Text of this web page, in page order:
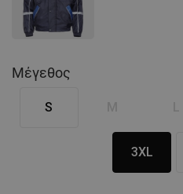
Μέγεθος
S
3XL